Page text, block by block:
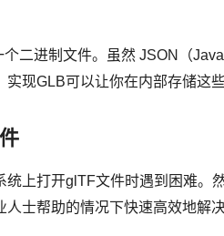
二进制文件。虽然 JSON（
现GLB可以让你在内部存储这
上打开glTF文件时遇到困难。
士帮助的情况下快速高效地解决